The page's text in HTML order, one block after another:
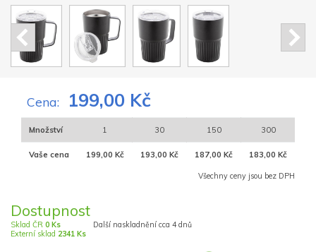
Cena: 199,00 Kč
Množství 1 30 150 300
Vaše cena 199,00 Kč 193,00 Kč 187,00 Kč 183,00 Kč
Všechny ceny jsou bez DPH
Dostupnost
Sklad ČR 0 Ks
Externí sklad 2341 Ks
Další naskladnění cca 4 dnů